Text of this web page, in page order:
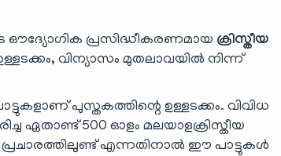
ഔദ്യോഗിക പ്രസിദ്ധീകരണമായ ക്രിസ്തീയ
വിന്യാസം മുതലാവയിൽ നിന്ന്
പുസ്തകത്തിന്റെ ഉള്ളടക്കം. വിവിധ
ഏതാണ്ട് 500 ഓളം മലയാളക്രിസ്തീയ
എന്നതിനാൽ ഈ പാട്ടുകൾ